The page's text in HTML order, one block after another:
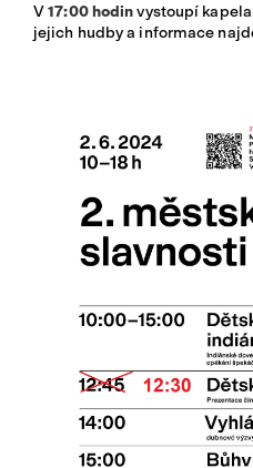
V17:00 hodinvystoupí
jejich hudby a informace